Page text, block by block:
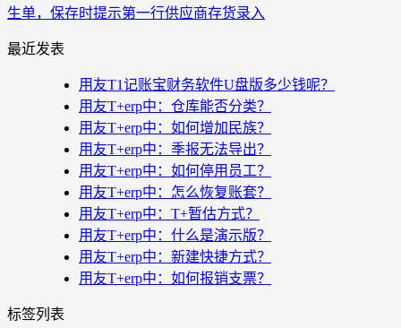
生单，保存时提示第一行供应商存货录入
最近发表
用友T1记账宝财务软件U盘版多少钱呢？
用友T+erp中：仓库能否分类？
用友T+erp中：如何增加民族？
用友T+erp中：季报无法导出？
用友T+erp中：如何停用员工？
用友T+erp中：怎么恢复账套？
用友T+erp中：T+暂估方式？
用友T+erp中：什么是演示版？
用友T+erp中：新建快捷方式？
用友T+erp中：如何报销支票？
标签列表